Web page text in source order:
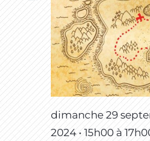
dimanche 29
2024 • 15h00 à